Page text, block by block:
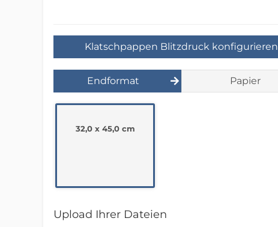
Klatschpappen Blitzdruck konfigurieren
Endformat Papier
32,0 x 45,0 cm
Upload Ihrer Dateien